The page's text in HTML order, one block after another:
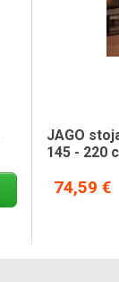
JAGO
145 - 220
74,59 €